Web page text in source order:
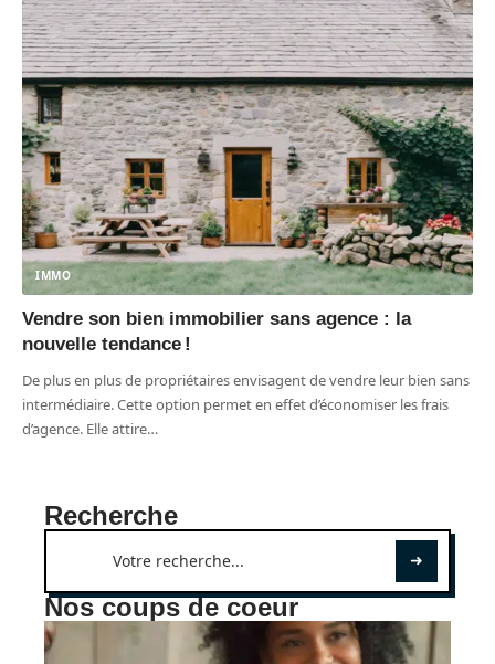
IMMO
Vendre son bien immobilier sans agence : la
nouvelle tendance !
De plus en plus de propriétaires envisagent de vendre leur bien sans
intermédiaire. Cette option permet en effet d’économiser les frais
d’agence. Elle attire…
Recherche
Nos coups de coeur